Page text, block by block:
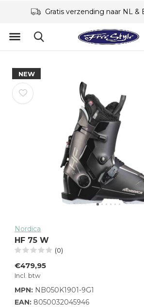
Gratis verzending naar NL &
NEW
Nordica
HF 75 W
(0)
€479,95
Incl. btw
MPN: NB050K1901-9G1
EAN: 8050032045946